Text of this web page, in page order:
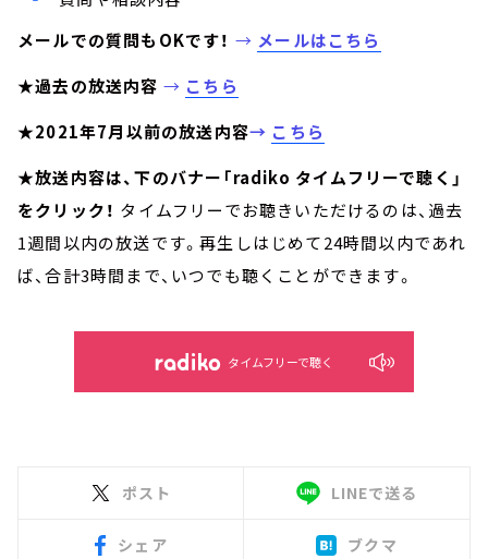
メールでの質問もOKです！ → メールはこちら
★過去の放送内容 → こちら
★2021年7月以前の放送内容→ こちら
★放送内容は、下のバナー「radiko タイムフリーで聴く」
をクリック！ タイムフリーでお聴きいただけるのは、過去
1週間以内の放送です。再生しはじめて24時間以内であれ
ば、合計3時間まで、いつでも聴くことができます。
タイムフリーで聴く
ポスト LINEで送る
シェア ブクマ